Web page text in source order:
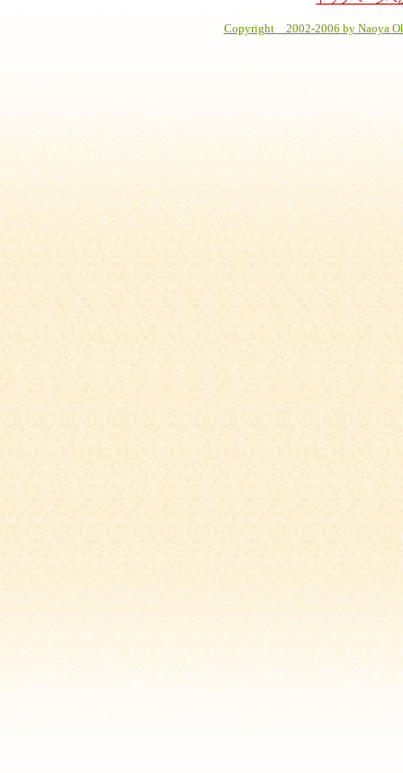
Copyright 2002-2006 by Naoya